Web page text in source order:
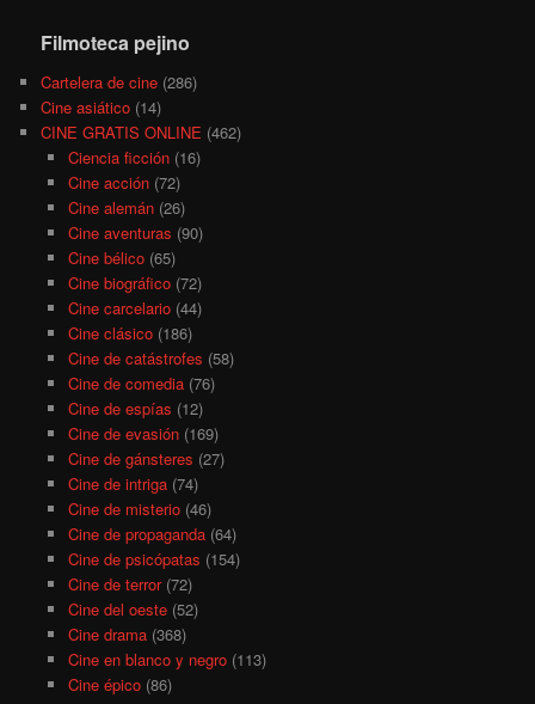
Filmoteca pejino
Cartelera de cine (286)
Cine asiático (14)
CINE GRATIS ONLINE (462)
Ciencia ficción(16)
Cine acción(72)
Cine alemán(26)
Cine aventuras (90)
Cine bélico(65)
Cine biográfico(72)
Cine carcelario(44)
Cine clásico(186)
Cine de catástrofes (58)
Cine de comedia(76)
Cine de espías (12)
Cine de evasión(169)
Cine de gánsteres (27)
Cine de intriga(74)
Cine de misterio(46)
Cine de propaganda(64)
Cine de psicópatas (154)
Cine de terror(72)
Cine del oeste(52)
Cine drama(368)
Cine en blanco y negro(113)
Cine épico(86)